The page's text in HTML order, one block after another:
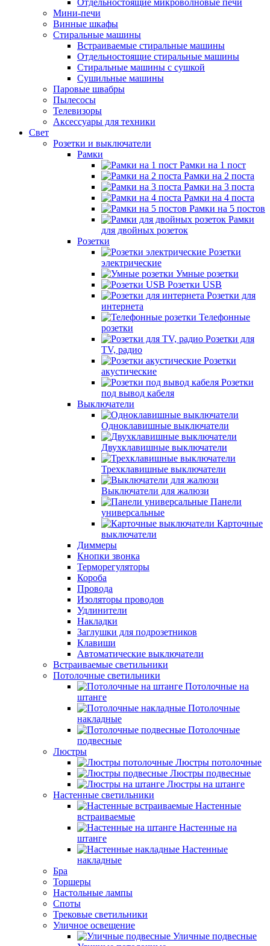
Отдельностоящие микроволновые печи
Мини-печи
Винные шкафы
Стиральные машины
Встраиваемые стиральные машины
Отдельностоящие стиральные машины
Стиральные машины с сушкой
Сушильные машины
Паровые швабры
Пылесосы
Телевизоры
Аксессуары для техники
Свет
Розетки и выключатели
Рамки
Рамки на 1 пост
Рамки на 2 поста
Рамки на 3 поста
Рамки на 4 поста
Рамки на 5 постов
Рамки
для двойных розеток
Розетки
Розетки
электрические
Умные розетки
Розетки USB
Розетки для
интернета
Телефонные
розетки
Розетки для
TV, радио
Розетки
акустические
Розетки
под вывод кабеля
Выключатели
Одноклавишные выключатели
Двухклавишные выключатели
Трехклавишные выключатели
Выключатели для жалюзи
Панели
универсальные
Карточные
выключатели
Диммеры
Кнопки звонка
Терморегуляторы
Короба
Провода
Изоляторы проводов
Удлинители
Накладки
Заглушки для подрозетников
Клавиши
Автоматические выключатели
Встраиваемые светильники
Потолочные светильники
Потолочные на
штанге
Потолочные
накладные
Потолочные
подвесные
Люстры
Люстры потолочные
Люстры подвесные
Люстры на штанге
Настенные светильники
Настенные
встраиваемые
Настенные на
штанге
Настенные
накладные
Бра
Торшеры
Настольные лампы
Споты
Трековые светильники
Уличное освещение
Уличные подвесные